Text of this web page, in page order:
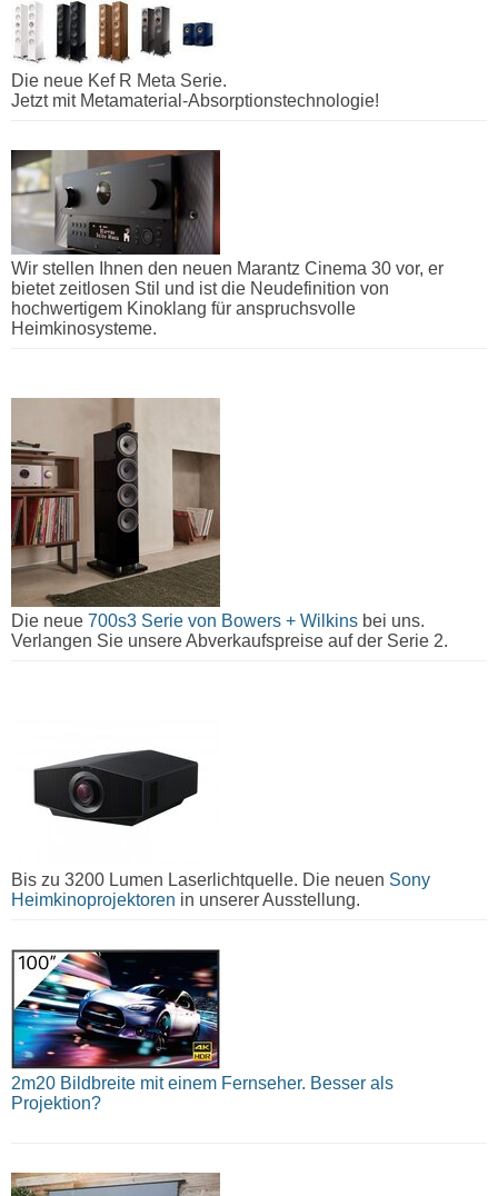
Die neue Kef R Meta Serie.
Jetzt mit Metamaterial-Absorptionstechnologie!
Wir stellen Ihnen den neuen Marantz Cinema 30 vor, er
bietet zeitlosen Stil und ist die Neudefinition von
hochwertigem Kinoklang für anspruchsvolle
Heimkinosysteme.
Die neue 700s3 Serie von Bowers + Wilkins bei uns.
Verlangen Sie unsere Abverkaufspreise auf der Serie 2.
Bis zu 3200 Lumen Laserlichtquelle. Die neuen Sony
Heimkinoprojektoren in unserer Ausstellung.
2m20 Bildbreite mit einem Fernseher. Besser als
Projektion?